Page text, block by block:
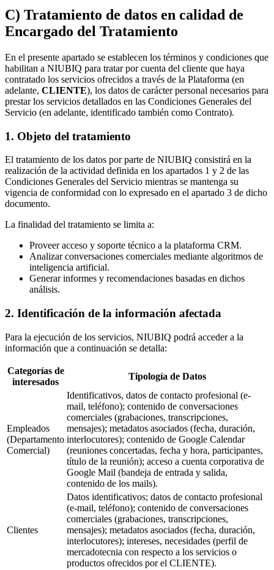
C) Tratamiento de datos en calidad de
Encargado del Tratamiento
En el presente apartado se establecen los términos y condiciones que
habilitan a NIUBIQ para tratar por cuenta del cliente que haya
contratado los servicios ofrecidos a través de la Plataforma (en
adelante, CLIENTE), los datos de carácter personal necesarios para
prestar los servicios detallados en las Condiciones Generales del
Servicio (en adelante, identificado también como Contrato).
1. Objeto del tratamiento
El tratamiento de los datos por parte de NIUBIQ consistirá en la
realización de la actividad definida en los apartados 1 y 2 de las
Condiciones Generales del Servicio mientras se mantenga su
vigencia de conformidad con lo expresado en el apartado 3 de dicho
documento.
La finalidad del tratamiento se limita a:
Proveer acceso y soporte técnico a la plataforma CRM.
Analizar conversaciones comerciales mediante algoritmos de
inteligencia artificial.
Generar informes y recomendaciones basadas en dichos
análisis.
2. Identificación de la información afectada
Para la ejecución de los servicios, NIUBIQ podrá acceder a la
información que a continuación se detalla:
Categorías de
interesados
Tipología de Datos
Empleados
(Departamento
Comercial)
Identificativos, datos de contacto profesional (e-
mail, teléfono); contenido de conversaciones
comerciales (grabaciones, transcripciones,
mensajes); metadatos asociados (fecha, duración,
interlocutores); contenido de Google Calendar
(reuniones concertadas, fecha y hora, participantes,
título de la reunión); acceso a cuenta corporativa de
Google Mail (bandeja de entrada y salida,
contenido de los mails).
Clientes
Datos identificativos; datos de contacto profesional
(e-mail, teléfono); contenido de conversaciones
comerciales (grabaciones, transcripciones,
mensajes); metadatos asociados (fecha, duración,
interlocutores); intereses, necesidades (perfil de
mercadotecnia con respecto a los servicios o
productos ofrecidos por el CLIENTE).